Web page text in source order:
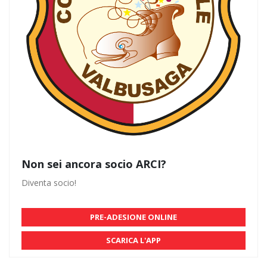
Non sei ancora socio ARCI?
Diventa socio!
PRE-ADESIONE ONLINE
SCARICA L'APP